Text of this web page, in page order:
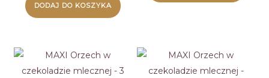
DODAJ DO KOSZYKA